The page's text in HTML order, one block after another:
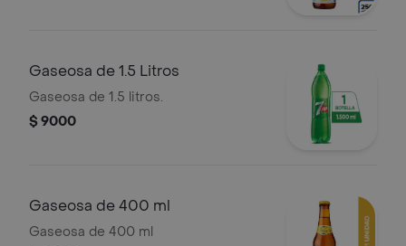
Gaseosa de 1.5 Litros
Gaseosa de 1.5 litros.
$ 9000
Gaseosa de 400 ml
Gaseosa de 400 ml